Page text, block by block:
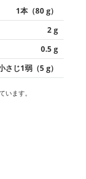
1本（80 g）
2 g
0.5 g
さじ1弱（5 g）
ます。